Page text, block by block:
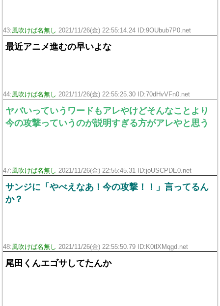
43:風吹けば名無し 2021/11/26(金) 22:55:14.24 ID:9OUbub7P0.net
最近アニメ進むの早いよな
44:風吹けば名無し 2021/11/26(金) 22:55:25.30 ID:70dHvVFn0.net
ヤバいっていうワードもアレやけどそんなことより
今の攻撃っていうのが説明すぎる方がアレやと思う
47:風吹けば名無し 2021/11/26(金) 22:55:45.31 ID:joUSCPDE0.net
サンジに「やべえなあ！今の攻撃！！」言ってるん
か？
48:風吹けば名無し 2021/11/26(金) 22:55:50.79 ID:K0tlXMqgd.net
尾田くんエゴサしてたんか